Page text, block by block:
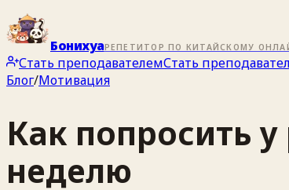
БонихуаРЕПЕТИТОР ПО КИТАЙСКОМУ
Стать преподавателемСтать
Блог/Мотивация
Как попросить
неделю